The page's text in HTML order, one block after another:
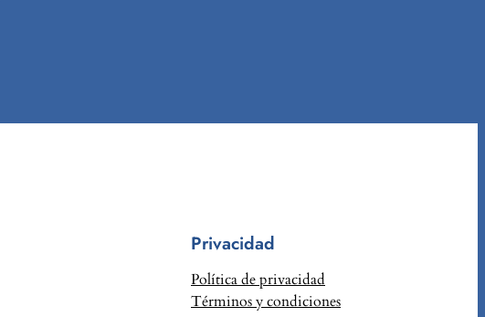
Privacidad
Política de privacidad
Términos y condiciones